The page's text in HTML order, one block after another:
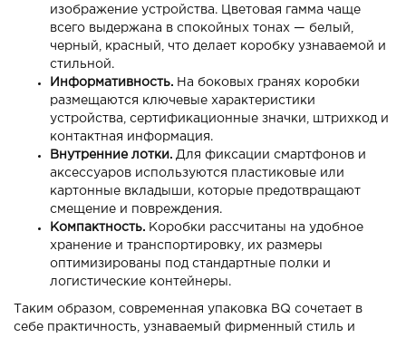
изображение устройства. Цветовая гамма чаще
всего выдержана в спокойных тонах — белый,
черный, красный, что делает коробку узнаваемой и
стильной.
Информативность. На боковых гранях коробки
размещаются ключевые характеристики
устройства, сертификационные значки, штрихкод и
контактная информация.
Внутренние лотки. Для фиксации смартфонов и
аксессуаров используются пластиковые или
картонные вкладыши, которые предотвращают
смещение и повреждения.
Компактность. Коробки рассчитаны на удобное
хранение и транспортировку, их размеры
оптимизированы под стандартные полки и
логистические контейнеры.
Таким образом, современная упаковка BQ сочетает в
себе практичность, узнаваемый фирменный стиль и